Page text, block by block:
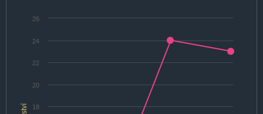
18
20
22
24
26